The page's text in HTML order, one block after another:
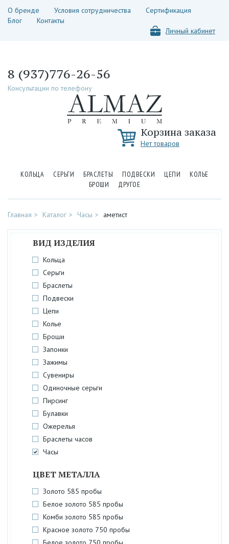
О бренде Условия сотрудничества
Сертификация
Блог
Контакты
Личный кабинет
8 (937)776-26-56
Консультации по телефону
Корзина заказа
Нет товаров
КОЛЬЦА СЕРЬГИ БРАСЛЕТЫ ПОДВЕСКИ ЦЕПИ
КОЛЬЕ
БРОШИ
ДРУГОЕ
Главная Каталог Часы аметист
ВИД ИЗДЕЛИЯ
Кольца
Серьги
Браслеты
Подвески
Цепи
Колье
Броши
Запонки
Зажимы
Сувениры
Одиночные серьги
Пирсинг
Булавки
Ожерелья
Браслеты часов
Часы
ЦВЕТ МЕТАЛЛА
Золото 585 пробы
Белое золото 585 пробы
Комби золото 585 пробы
Красное золото 750 пробы